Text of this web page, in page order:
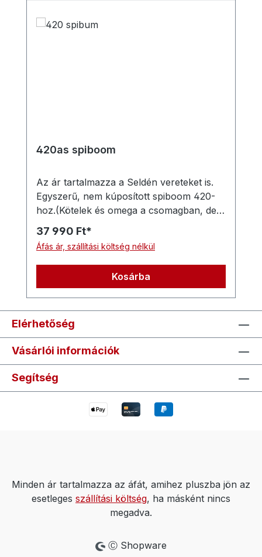
420as spiboom
Az ár tartalmazza a Seldén vereteket is.
Egyszerű, nem kúposított spiboom 420-
hoz.(Kötelek és omega a csomagban, de
37 990 Ft*
Áfás ár, szállítási költség nélkül
Kosárba
Elérhetőség
Vásárlói információk
Segítség
Minden ár tartalmazza az áfát, amihez pluszba jön az
esetleges szállítási költség, ha másként nincs
megadva.
Ⓒ Shopware